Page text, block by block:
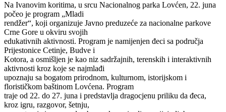
Na Ivanovim koritima, u srcu Nacionalnog parka Lovćen, 22. juna
počeo je program „Mladi
rendžer“, koji organizuje Javno preduzeće za nacionalne parkove
Crne Gore u okviru svojih
edukativnih aktivnosti. Program je namijenjen đeci sa područja
Prijestonice Cetinje, Budve i
Kotora, a osmišljen je kao niz sadržajnih, terenskih i interaktivnih
aktivnosti kroz koje se najmlađi
upoznaju sa bogatom prirodnom, kulturnom, istorijskom i
florističkom baštinom Lovćena. Program
traje od 22. do 27. juna i predstavlja dragocjenu priliku da đeca,
kroz igru, razgovor, šetnju,